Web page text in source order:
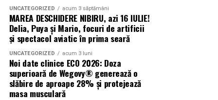
UNCATEGORIZED acum 3 săptămâni
MAREA DESCHIDERE NIBIRU, azi 16 IULIE!
Delia, Puya și Mario, focuri de artificii
și spectacol aviatic în prima seară
UNCATEGORIZED acum 3 luni
Noi date clinice ECO 2026: Doza
superioară de Wegovy® generează o
slăbire de aproape 28% și protejează
masa musculară